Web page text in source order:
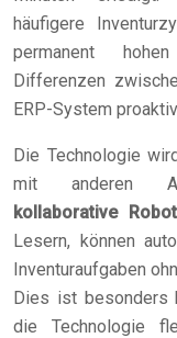
häufigere
permanent
Differenzen
ERP-System
Die Technologie
mit anderen
kollaborative
Lesern, können
Inventuraufgaben
Dies ist besonders
die Technologie